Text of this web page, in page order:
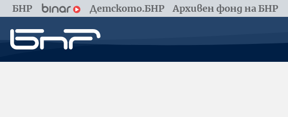
БНР Детското.БНР Архивен фонд на БНР